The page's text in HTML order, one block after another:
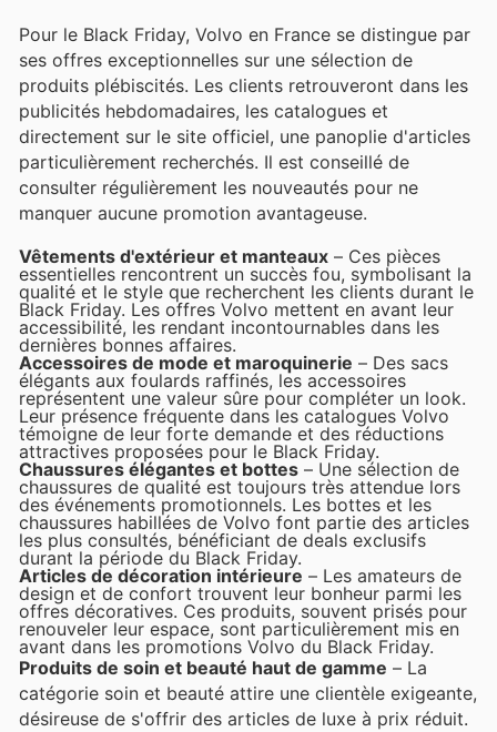
Pour le Black Friday, Volvo en France se distingue par
ses offres exceptionnelles sur une sélection de
produits plébiscités. Les clients retrouveront dans les
publicités hebdomadaires, les catalogues et
directement sur le site officiel, une panoplie d'articles
particulièrement recherchés. Il est conseillé de
consulter régulièrement les nouveautés pour ne
manquer aucune promotion avantageuse.
Vêtements d'extérieur et manteaux – Ces pièces
essentielles rencontrent un succès fou, symbolisant la
qualité et le style que recherchent les clients durant le
Black Friday. Les offres Volvo mettent en avant leur
accessibilité, les rendant incontournables dans les
dernières bonnes affaires.
Accessoires de mode et maroquinerie – Des sacs
élégants aux foulards raffinés, les accessoires
représentent une valeur sûre pour compléter un look.
Leur présence fréquente dans les catalogues Volvo
témoigne de leur forte demande et des réductions
attractives proposées pour le Black Friday.
Chaussures élégantes et bottes – Une sélection de
chaussures de qualité est toujours très attendue lors
des événements promotionnels. Les bottes et les
chaussures habillées de Volvo font partie des articles
les plus consultés, bénéficiant de deals exclusifs
durant la période du Black Friday.
Articles de décoration intérieure – Les amateurs de
design et de confort trouvent leur bonheur parmi les
offres décoratives. Ces produits, souvent prisés pour
renouveler leur espace, sont particulièrement mis en
avant dans les promotions Volvo du Black Friday.
Produits de soin et beauté haut de gamme – La
catégorie soin et beauté attire une clientèle exigeante,
désireuse de s'offrir des articles de luxe à prix réduit.